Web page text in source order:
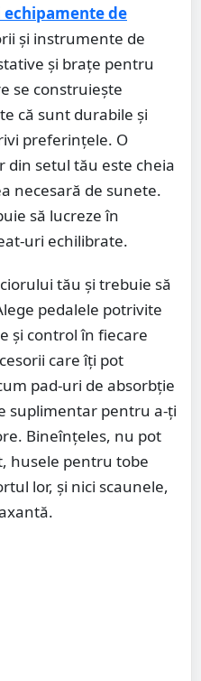
echipamente de
și instrumente de
și brațe pentru
se construiește
că sunt durabile și
preferințele. O
din setul tău este cheia
necesară de sunete.
să lucreze în
uri echilibrate.
tău și trebuie să
pedalele potrivite
și control în fiecare
care îți pot
pad-uri de absorbție
suplimentar pentru a-ți
Bineînțeles, nu pot
husele pentru tobe
lor, și nici scaunele,